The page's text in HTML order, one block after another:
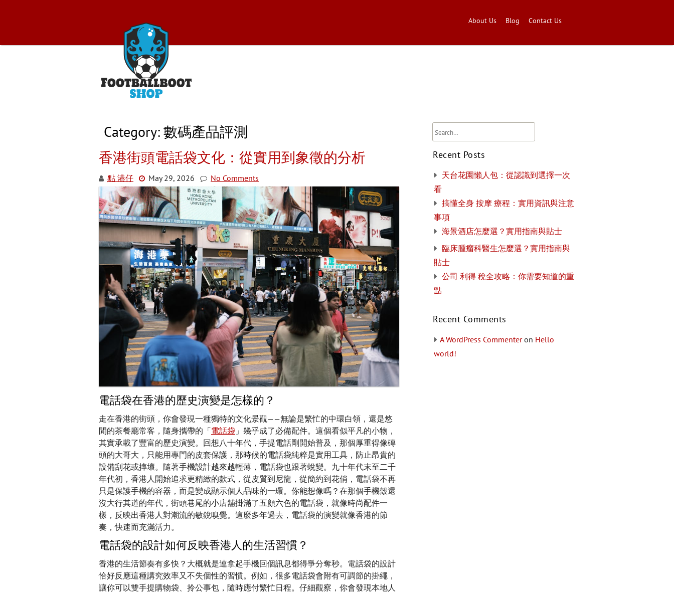
About Us Blog Contact Us
Category:數碼產品評測
香港街頭電話袋文化：從實用到象徵的分析
點 港仔 May 29, 2026 No Comments
電話袋在香港的歷史演變是怎樣的？
走在香港的街頭，你會發現一種獨特的文化景觀——無論是繁忙的中環白領，還是悠
閒的茶餐廳常客，隨身攜帶的「電話袋 」幾乎成了必備配件。這個看似平凡的小物，
其實承載了豐富的歷史演變。回想八十年代，手提電話剛開始普及，那個厚重得像磚
頭的大哥大，只能用專門的皮套保護，那時候的電話袋純粹是實用工具，防止昂貴的
設備刮花或摔壞。隨著手機設計越來越輕薄，電話袋也跟著蛻變。九十年代末至二千
年代初，香港人開始追求更精緻的款式，從皮質到尼龍，從簡約到花俏，電話袋不再
只是保護手機的容器，而是變成顯示個人品味的一環。你能想像嗎？在那個手機殼還
沒大行其道的年代，街頭巷尾的小店舖掛滿了五顏六色的電話袋，就像時尚配件一
樣，反映出香港人對潮流的敏銳嗅覺。這麼多年過去，電話袋的演變就像香港的節
奏，快速而充滿活力。
電話袋的設計如何反映香港人的生活習慣？
香港的生活節奏有多快？大概就是連拿起手機回個訊息都得爭分奪秒。電話袋的設計
恰好反應這種講究效率又不失個性的習慣。例如，很多電話袋會附有可調節的掛繩，
讓你可以雙手提購物袋、拎公事包，隨時應付繁忙日程。仔細觀察，你會發現本地人
Recent Posts
天台花園懶人包：從認識到選擇一次
看
搞懂全身 按摩 療程：實用資訊與注意
事項
海景酒店怎麼選？實用指南與貼士
臨床腫瘤科醫生怎麼選？實用指南與
貼士
公司 利得 稅全攻略：你需要知道的重
點
Recent Comments
A WordPress Commenteron Hello
world!